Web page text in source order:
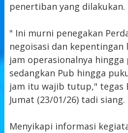
penertiban yang dilakukan.
" Ini murni penegakan
negoisasi dan kepentingan
jam operasionalnya hingga
sedangkan Pub hingga
jam itu wajib tutup," tegas
Jumat (23/01/26) tadi siang.
Menyikapi informasi